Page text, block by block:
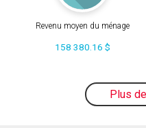
Revenu moyen du ménage
158 380.16 $
Plus